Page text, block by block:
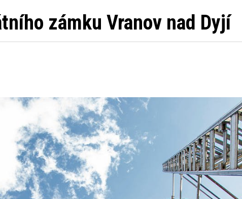
zámku Vranov nad Dyjí